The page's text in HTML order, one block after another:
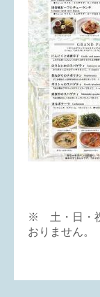
※ 土・日・
おりません。